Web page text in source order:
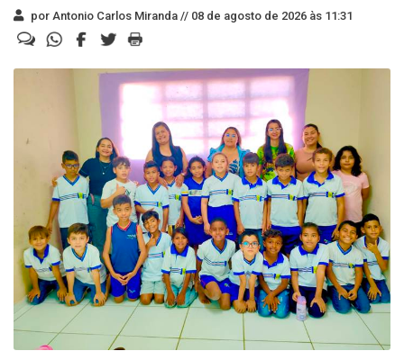
por Antonio Carlos Miranda // 08 de agosto de 2026 às 11:31